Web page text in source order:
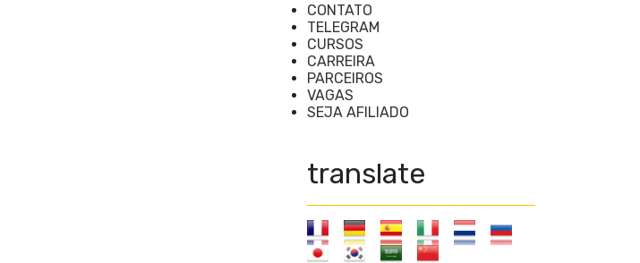
CONTATO
TELEGRAM
CURSOS
CARREIRA
PARCEIROS
VAGAS
SEJA AFILIADO
translate